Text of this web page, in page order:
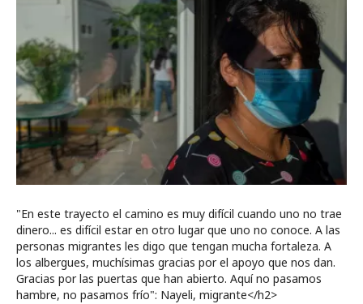
"En este trayecto el camino es muy difícil cuando uno no trae
dinero... es difícil estar en otro lugar que uno no conoce. A las
personas migrantes les digo que tengan mucha fortaleza. A
los albergues, muchísimas gracias por el apoyo que nos dan.
Gracias por las puertas que han abierto. Aquí no pasamos
hambre, no pasamos frío": Nayeli, migrante</h2>